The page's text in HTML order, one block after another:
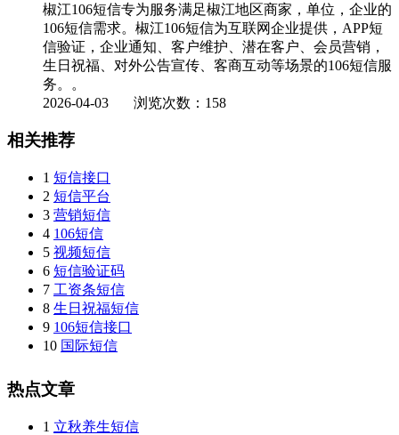
椒江106短信专为服务满足椒江地区商家，单位，企业的
106短信需求。椒江106短信为互联网企业提供，APP短
信验证，企业通知、客户维护、潜在客户、会员营销，
生日祝福、对外公告宣传、客商互动等场景的106短信服
务。。
2026-04-03 浏览次数：158
相关推荐
1 短信接口
2 短信平台
3 营销短信
4 106短信
5 视频短信
6 短信验证码
7 工资条短信
8 生日祝福短信
9 106短信接口
10 国际短信
热点文章
1 立秋养生短信